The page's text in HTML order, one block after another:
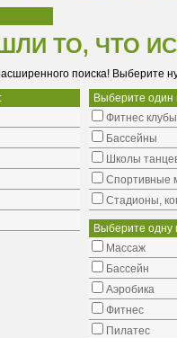
ТО, ЧТО
поиска! Выберите
Выберите
Фитнес клубы
Бассейны
Школы
Cпортивные
Стадионы,
Выберите одну
Массаж
Бассейн
Аэробика
Фитнес
Пилатес